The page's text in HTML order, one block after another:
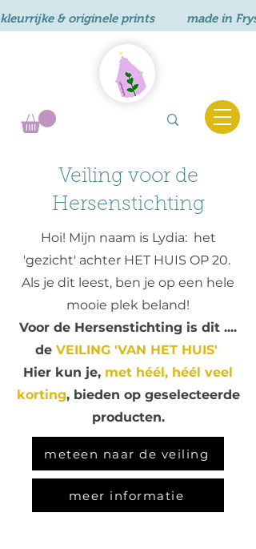
kleurrijke & originele prints          made in
Veiling voor de
Hersenstichting
Hoi! Mijn naam is Lydia: het
'gezicht' achter HET HUIS OP 20.
Als je dit leest, ben je op een hele
mooie plek beland!
Voor de Hersenstichting is dit ....
de VEILING 'VAN HET HUIS'
Hier kun je, met héél, héél veel
korting, bieden op geselecteerde
producten.
meteen naar de veiling
meer informatie